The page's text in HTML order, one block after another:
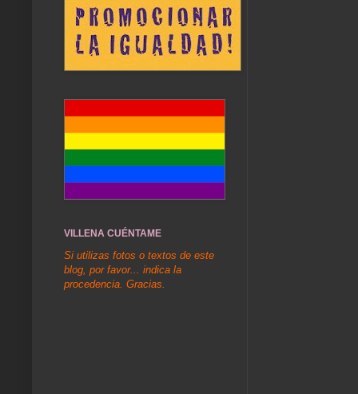
VILLENA CUÉNTAME
Si utilizas fotos o textos de este
blog, por favor... indica la
procedencia. Gracias.